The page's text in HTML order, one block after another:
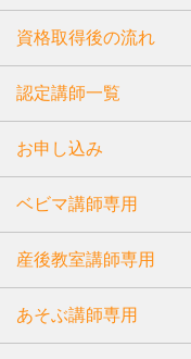
資格取得後の流れ
認定講師一覧
お申し込み
ベビマ講師専用
産後教室講師専用
あそぶ講師専用